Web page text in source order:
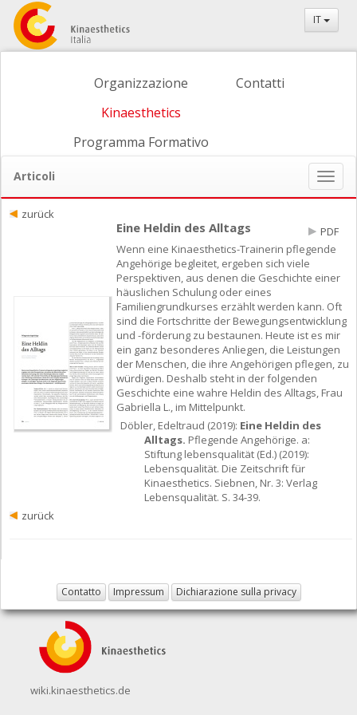
IT
Organizzazione
Kinaesthetics
Programma Formativo
Contatti
Articoli
ein-/
zurück
Eine Heldin des Alltags
PDF
Wenn eine Kinaesthetics-Trainerin pflegende
Angehörige begleitet, ergeben sich viele
Perspektiven, aus denen die Geschichte einer
häuslichen Schulung oder eines
Familiengrundkurses erzählt werden kann. Oft
sind die Fortschritte der Bewegungsentwicklung
und -förderung zu bestaunen. Heute ist es mir
ein ganz besonderes Anliegen, die Leistungen
der Menschen, die ihre Angehörigen pflegen, zu
würdigen. Deshalb steht in der folgenden
Geschichte eine wahre Heldin des Alltags, Frau
Gabriella L., im Mittelpunkt.
Döbler, Edeltraud (2019): Eine Heldin des
Alltags. Pflegende Angehörige. a:
Stiftung lebensqualität (Ed.) (2019):
Lebensqualität. Die Zeitschrift für
Kinaesthetics. Siebnen, Nr. 3: Verlag
Lebensqualität. S. 34-39.
zurück
Contatto Impressum Dichiarazione sulla privacy
wiki.kinaesthetics.de